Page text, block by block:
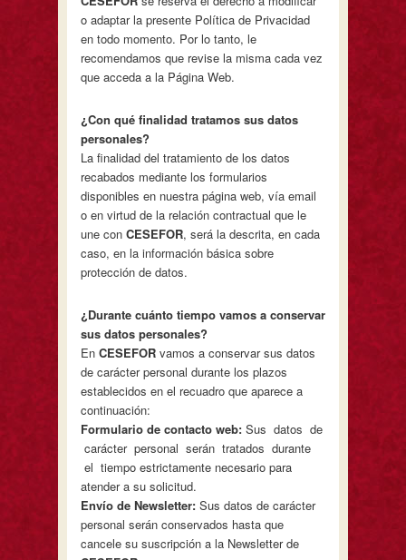
o adaptar la presente Política de Privacidad
en todo momento. Por lo tanto, le
recomendamos que revise la misma cada vez
que acceda a la Página Web.
¿Con qué finalidad tratamos sus datos
personales?
La finalidad del tratamiento de los datos
recabados mediante los formularios
disponibles en nuestra página web, vía email
o en virtud de la relación contractual que le
une con CESEFOR, será la descrita, en cada
caso, en la información básica sobre
protección de datos.
¿Durante cuánto tiempo vamos a conservar
sus datos personales?
En CESEFOR vamos a conservar sus datos
de carácter personal durante los plazos
establecidos en el recuadro que aparece a
continuación:
Formulario de contacto web: Sus datos de
carácter personal serán tratados durante
el tiempo estrictamente necesario para
atender a su solicitud.
Envío de Newsletter: Sus datos de carácter
personal serán conservados hasta que
cancele su suscripción a la Newsletter de